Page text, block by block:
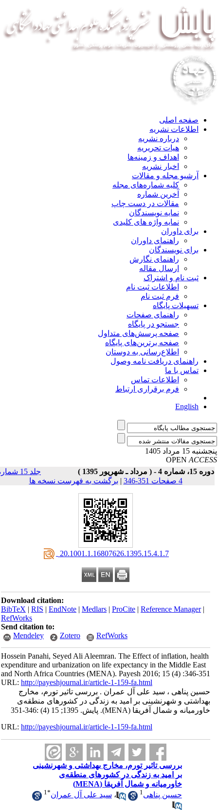
صفحه اصلی
اطلاعات نشریه
درباره نشریه
هیات تحریریه
اهداف و زمینه‌ها
اخبار نشریه
آرشیو مجله و مقالات
کلیه شماره‌های مجله
آخرین شماره
مقالات در دست چاپ
نمایه نویسندگان
نمایه واژه های کلیدی
برای داوران
راهنمای داوران
برای نویسندگان
راهنمای نگارش
ارسال مقاله
ثبت نام و اشتراک
اطلاعات ثبت نام
فرم ثبت نام
تسهیلات پایگاه
راهنمای صفحات
جستجو در پایگاه
صفحه پرسش‌های متداول
صفحه برترین‌های پایگاه
اطلاع‌رسانی به دوستان
راهنمای دریافت نامه وصول
تماس با ما
اطلاعات تماس
فرم برقراری ارتباط
English
15 مرداد 1405
OPEN
شماره 4 - ( مرداد ـ شهریور 1395 )
جلد 15 شماره
|برگشت به فهرست نسخه ها
‎ 20.1001.1.16807626.1395.15.4.1.7
Download citation:
BibTeX|RIS|EndNote|Medlars|ProCite|Reference Manager
RefWorks
Send citation to:
Mendeley
Zotero RefWorks
Hossein Panahi, Seyed Ali Aleemran. The Effect of inflation, health
expenditure and urbanization on life expectancy in the Middle East
and North Africa Countries (MENA). Payesh 2016; 15 (4) :346-351
URL:http://payeshjournal.ir/article-1-159-fa.html
حسین پناهی ، سید علی آل عمران . بررسی تاثیر تورم، مخارج
بهداشتی و شهرنشینی بر امید به زندگی در کشورهای منطقه‌ی
خاورمیانه و شمال آفریقا (MENA). پایش. 1395; 15 (4) :346-351
URL:http://payeshjournal.ir/article-1-159-fa.html
بررسی تاثیر تورم، مخارج بهداشتی و شهرنشینی
بر امید به زندگی در کشورهای منطقه‌ی
خاورمیانه و شمال آفریقا (MENA)
حسین پناهی
،سید علی آل عمران *
1